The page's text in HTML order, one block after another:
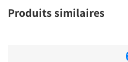
Produits similaires